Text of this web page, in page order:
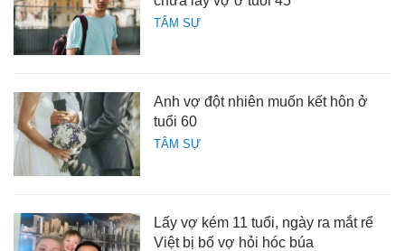
TÂM SỰ
TÂM SỰ
Anh vợ đột nhiên muốn kết hôn ở
tuổi 60
Lấy vợ kém 11 tuổi, ngày ra mắt rể
Việt bị bố vợ hỏi hóc búa